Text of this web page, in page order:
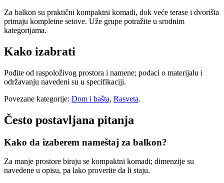
Za balkon su praktični kompaktni komadi, dok veće terase i dvorišta
primaju kompletne setove. Uže grupe potražite u srodnim
kategorijama.
Kako izabrati
Pođite od raspoloživog prostora i namene; podaci o materijalu i
održavanju navedeni su u specifikaciji.
Povezane kategorije: Dom i bašta, Rasveta.
Često postavljana pitanja
Kako da izaberem nameštaj za balkon?
Za manje prostore biraju se kompaktni komadi; dimenzije su
navedene u opisu, pa lako proverite da li staju.